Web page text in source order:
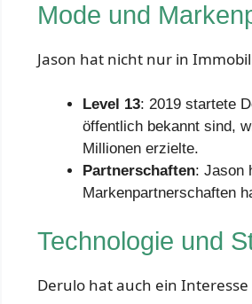
Mode und
Jason hat nicht nur in
Level 13: 2019 startete
öffentlich bekannt sind,
Millionen erzielte.
Partnerschaften: Jason
Markenpartnerschaften
Technologie und
Derulo hat auch ein